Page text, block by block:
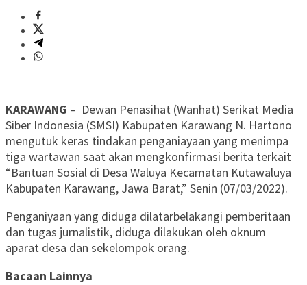
KARAWANG – Dewan Penasihat (Wanhat) Serikat Media
Siber Indonesia (SMSI) Kabupaten Karawang N. Hartono
mengutuk keras tindakan penganiayaan yang menimpa
tiga wartawan saat akan mengkonfirmasi berita terkait
“Bantuan Sosial di Desa Waluya Kecamatan Kutawaluya
Kabupaten Karawang, Jawa Barat,” Senin (07/03/2022).
Penganiyaan yang diduga dilatarbelakangi pemberitaan
dan tugas jurnalistik, diduga dilakukan oleh oknum
aparat desa dan sekelompok orang.
Bacaan Lainnya